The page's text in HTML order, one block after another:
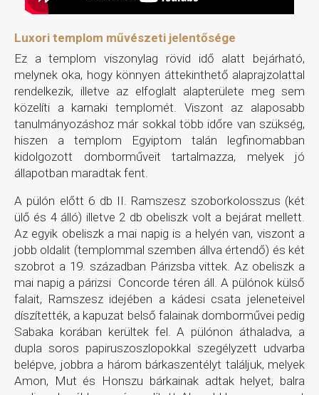
Luxori templom művészeti jelentősége
Ez a templom viszonylag rövid idő alatt bejárható,
melynek oka, hogy könnyen áttekinthető alaprajzolattal
rendelkezik, illetve az elfoglalt alapterülete meg sem
közelíti a karnaki templomét. Viszont az alaposabb
tanulmányozáshoz már sokkal több időre van szükség,
hiszen a templom Egyiptom talán legfinomabban
kidolgozott domborműveit tartalmazza, melyek jó
állapotban maradtak fent.
A pülón előtt 6 db II. Ramszesz szoborkolosszus (két
ülő és 4 álló) illetve 2 db obeliszk volt a bejárat mellett.
Az egyik obeliszk a mai napig is a helyén van, viszont a
jobb oldalit (templommal szemben állva értendő) és két
szobrot a 19. században Párizsba vittek. Az obeliszk a
mai napig a párizsi Concorde téren áll. A pülónok külső
falait, Ramszesz idejében a kádesi csata jeleneteivel
díszítették, a kapuzat belső falainak domborművei pedig
Sabaka korában kerültek fel. A pülónon áthaladva, a
dupla soros papiruszoszlopokkal szegélyzett udvarba
belépve, jobbra a három bárkaszentélyt találjuk, melyek
Amon, Mut és Honszu bárkainak adtak helyet, balra